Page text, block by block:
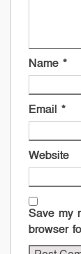
Name *
Email *
Website
Save my
browser